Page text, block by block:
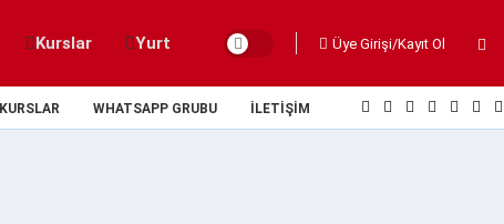
Kurslar Yurt Üye Girişi/Kayıt Ol
KURSLAR WHATSAPP GRUBU İLETIŞIM